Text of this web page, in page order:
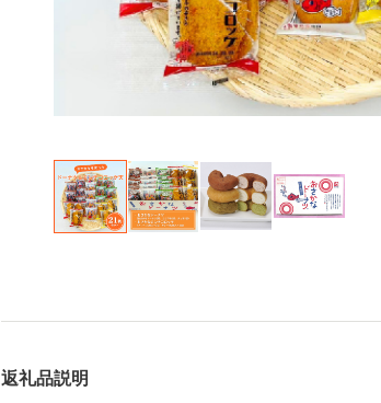
返礼品説明